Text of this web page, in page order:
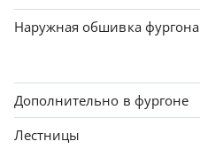
Наружная обшивка фургона
Дополнительно в фургоне
Лестницы